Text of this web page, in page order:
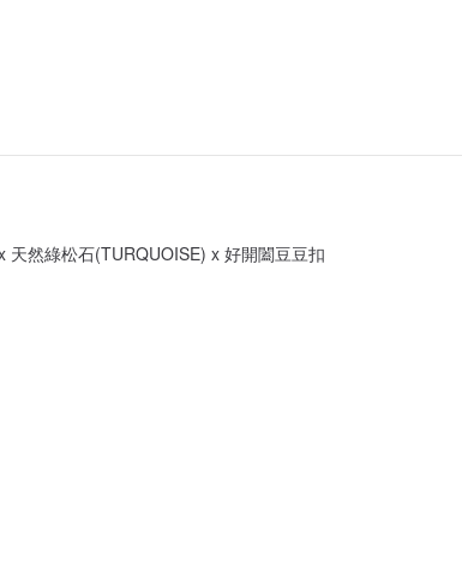
然綠松石(TURQUOISE) x 好開闔豆豆扣